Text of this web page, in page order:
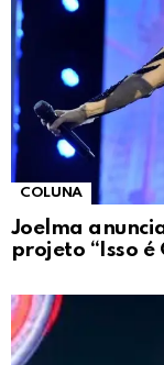
COLUNA
Joelma
projeto “Isso é